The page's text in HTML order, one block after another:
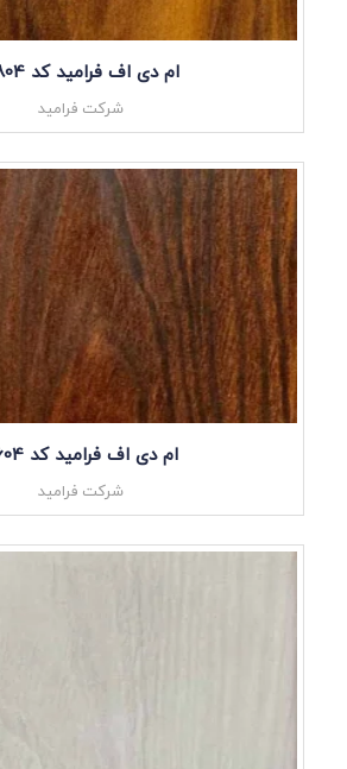
ام دی اف فرامید کد S804
شرکت فرامید
ام دی اف فرامید کد S604
شرکت فرامید